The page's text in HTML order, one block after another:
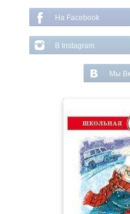
На Facebook
В Instagram
Мы